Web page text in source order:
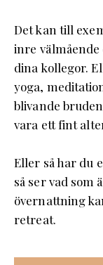
Det kan till
inre
dina kollegor.
yoga,
blivande
vara ett fint
Eller så har du
så ser vad som
övernattning
retreat.